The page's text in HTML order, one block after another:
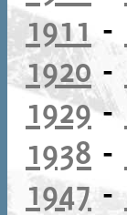
1911 -
1920 -
1929-
1938 -
1947-